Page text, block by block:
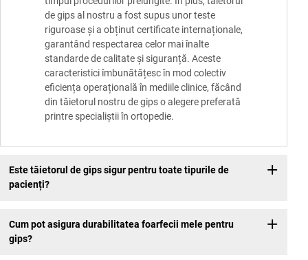
de gips al nostru a fost supus unor teste
riguroase și a obținut certificate internaționale,
garantând respectarea celor mai înalte
standarde de calitate și siguranță. Aceste
caracteristici îmbunătățesc în mod colectiv
eficiența operațională în mediile clinice, făcând
din tăietorul nostru de gips o alegere preferată
printre specialiștii în ortopedie.
Este tăietorul de gips sigur pentru toate tipurile de
pacienți?
Cum pot asigura durabilitatea foarfecii mele pentru
gips?